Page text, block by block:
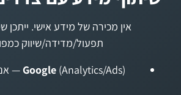
אין מכירה של מידע אישי. ייתכן
תפעול/מדידה/שיווק
Google(Analytics/Ads) — אנליטיקה ופרסום